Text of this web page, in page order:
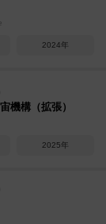
2024年
機構（拡張）
2025年